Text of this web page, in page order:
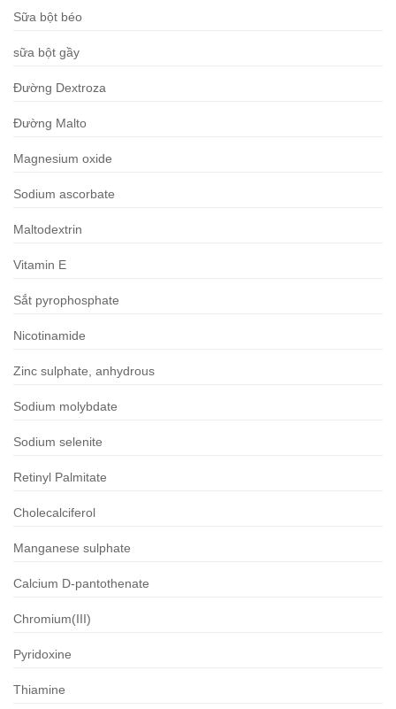
Sữa bột béo
sữa bột gầy
Đường Dextroza
Đường Malto
Magnesium oxide
Sodium ascorbate
Maltodextrin
Vitamin E
Sắt pyrophosphate
Nicotinamide
Zinc sulphate, anhydrous
Sodium molybdate
Sodium selenite
Retinyl Palmitate
Cholecalciferol
Manganese sulphate
Calcium D-pantothenate
Chromium(III)
Pyridoxine
Thiamine